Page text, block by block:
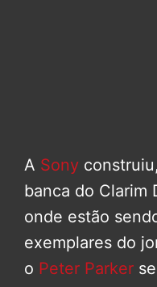
A Sony
banca do Clarim
onde estão
exemplares do
o Peter Parker